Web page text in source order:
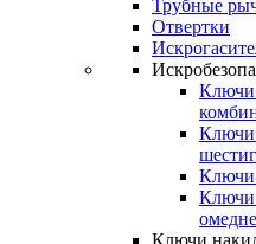
Трубные
Отвертки
Ключи
Ключи
Ключи
Ключи
Ключи